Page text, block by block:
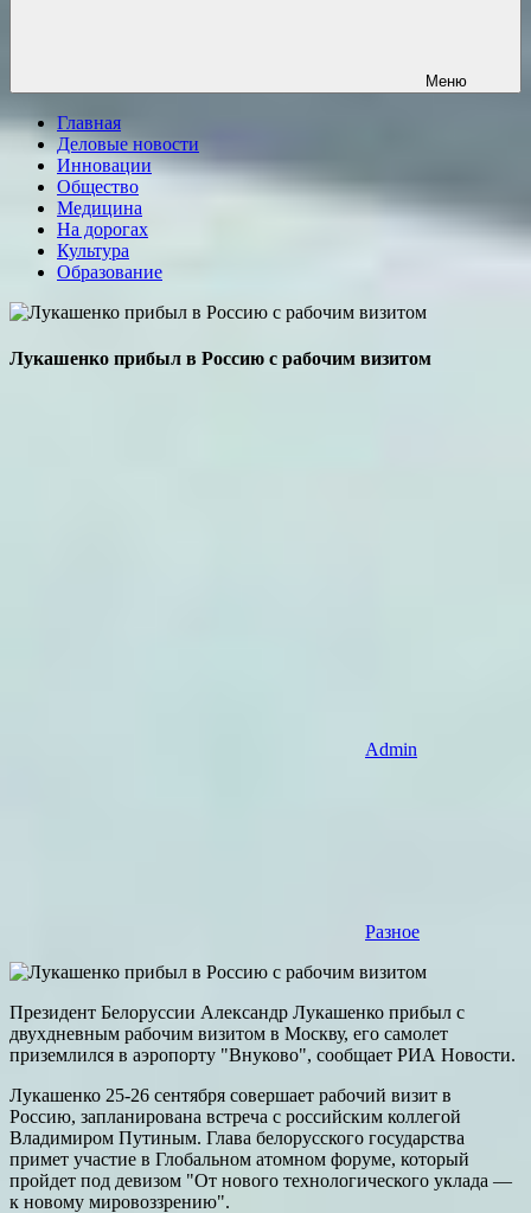
Меню
Главная
Деловые новости
Инновации
Общество
Медицина
На дорогах
Культура
Образование
Лукашенко прибыл в Россию с рабочим визитом
Admin
Разное
Президент Белоруссии Александр Лукашенко прибыл с
двухдневным рабочим визитом в Москву, его самолет
приземлился в аэропорту "Внуково", сообщает РИА Новости.
Лукашенко 25-26 сентября совершает рабочий визит в
Россию, запланирована встреча с российским коллегой
Владимиром Путиным. Глава белорусского государства
примет участие в Глобальном атомном форуме, который
пройдет под девизом "От нового технологического уклада —
к новому мировоззрению".